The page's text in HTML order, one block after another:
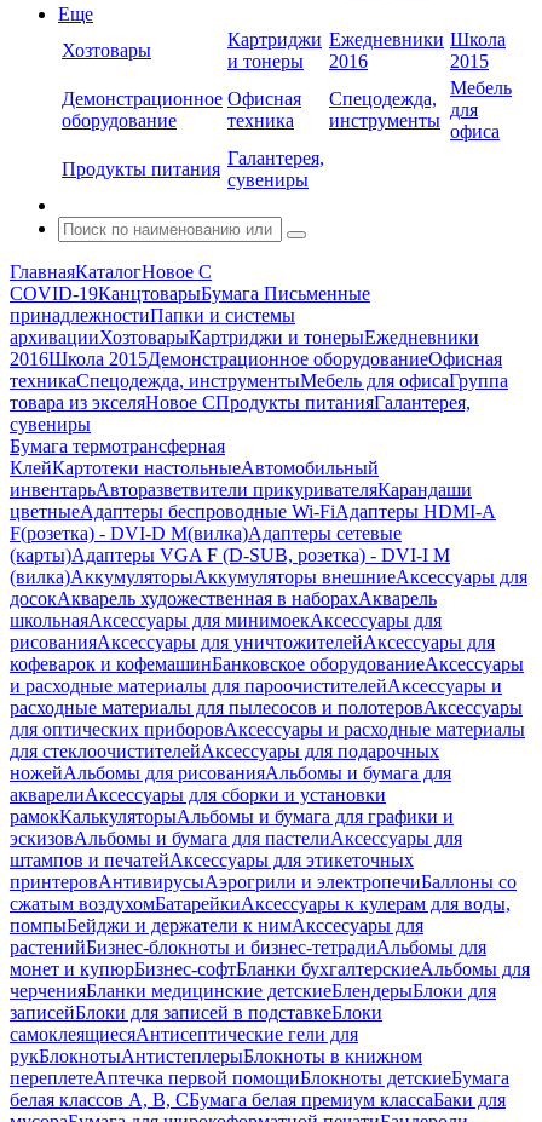
Еще
Хозтовары
Картриджи
и тонеры
Ежедневники
2016
Школа
2015
Демонстрационное
оборудование
Офисная
техника
Спецодежда,
инструменты
Мебель
для
офиса
Продукты питания
Галантерея,
сувениры
ГлавнаяКаталогНовое С
COVID-19КанцтоварыБумага Письменные
принадлежностиПапки и системы
архивацииХозтоварыКартриджи и тонерыЕжедневники
2016Школа 2015Демонстрационное оборудованиеОфисная
техникаСпецодежда, инструментыМебель для офисаГруппа
товара из экселяНовое СПродукты питанияГалантерея,
сувениры
Бумага термотрансферная
КлейКартотеки настольныеАвтомобильный
инвентарьАвторазветвители прикуривателяКарандаши
цветныеАдаптеры беспроводные Wi-FiАдаптеры HDMI-A
F(розетка) - DVI-D M(вилка)Адаптеры сетевые
(карты)Адаптеры VGA F (D-SUB, розетка) - DVI-I M
(вилка)АккумуляторыАккумуляторы внешниеАксессуары для
досокАкварель художественная в наборахАкварель
школьнаяАксессуары для минимоекАксессуары для
рисованияАксессуары для уничтожителейАксессуары для
кофеварок и кофемашинБанковское оборудованиеАксессуары
и расходные материалы для пароочистителейАксессуары и
расходные материалы для пылесосов и полотеровАксессуары
для оптических приборовАксессуары и расходные материалы
для стеклоочистителейАксессуары для подарочных
ножейАльбомы для рисованияАльбомы и бумага для
акварелиАксессуары для сборки и установки
рамокКалькуляторыАльбомы и бумага для графики и
эскизовАльбомы и бумага для пастелиАксессуары для
штампов и печатейАксессуары для этикеточных
принтеровАнтивирусыАэрогрили и электропечиБаллоны со
сжатым воздухомБатарейкиАксессуары к кулерам для воды,
помпыБейджи и держатели к нимАкссесуары для
растенийБизнес-блокноты и бизнес-тетрадиАльбомы для
монет и купюрБизнес-софтБланки бухгалтерскиеАльбомы для
черченияБланки медицинские детскиеБлендерыБлоки для
записейБлоки для записей в подставкеБлоки
самоклеящиесяАнтисептические гели для
рукБлокнотыАнтистеплерыБлокноты в книжном
переплетеАптечка первой помощиБлокноты детскиеБумага
белая классов А, В, СБумага белая премиум классаБаки для